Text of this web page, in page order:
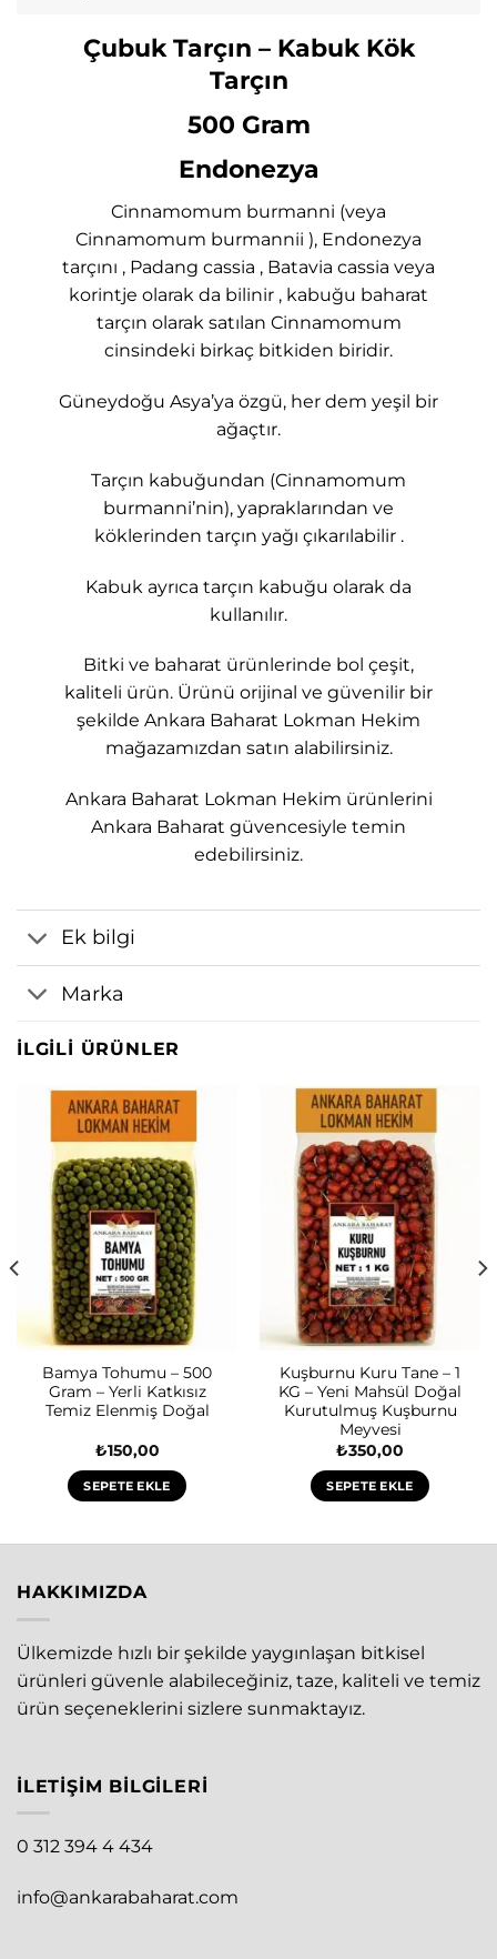
Çubuk Tarçın – Kabuk Kök
Tarçın
500 Gram
Endonezya
Cinnamomum burmanni (veya
Cinnamomum burmannii ), Endonezya
tarçını , Padang cassia , Batavia cassia veya
korintje olarak da bilinir , kabuğu baharat
tarçın olarak satılan Cinnamomum
cinsindeki birkaç bitkiden biridir.
Güneydoğu Asya’ya özgü, her dem yeşil bir
ağaçtır.
Tarçın kabuğundan (Cinnamomum
burmanni’nin), yapraklarından ve
köklerinden tarçın yağı çıkarılabilir .
Kabuk ayrıca tarçın kabuğu olarak da
kullanılır.
Bitki ve baharat ürünlerinde bol çeşit,
kaliteli ürün. Ürünü orijinal ve güvenilir bir
şekilde Ankara Baharat Lokman Hekim
mağazamızdan satın alabilirsiniz.
Ankara Baharat Lokman Hekim ürünlerini
Ankara Baharat güvencesiyle temin
edebilirsiniz.
Ek bilgi
Marka
İLGILI ÜRÜNLER
Bamya Tohumu – 500
Gram – Yerli Katkısız
Temiz Elenmiş Doğal
₺150,00
SEPETE EKLE
Kuşburnu Kuru Tane – 1
KG – Yeni Mahsül Doğal
Kurutulmuş Kuşburnu
Meyvesi
₺350,00
SEPETE EKLE
HAKKIMIZDA
Ülkemizde hızlı bir şekilde yaygınlaşan bitkisel
ürünleri güvenle alabileceğiniz, taze, kaliteli ve temiz
ürün seçeneklerini sizlere sunmaktayız.
İLETIŞIM BILGILERI
0 312 394 4 434
info@ankarabaharat.com